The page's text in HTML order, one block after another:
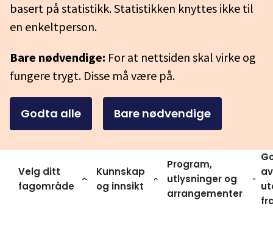
basert på statistikk. Statistikken knyttes ikke til
en enkeltperson.
Bare nødvendige: For at nettsiden skal virke og
fungere trygt. Disse må være på.
Godta alle Bare nødvendige
Velg ditt
fagområde
Kunnskap
og innsikt
Program,
utlysninger og
arrangementer
av